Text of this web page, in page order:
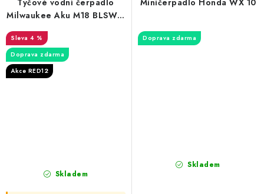
Milwaukee Aku M18 BLSWP-
4 %
Doprava zdarma
Akce RED12
Skladem
Doprava zdarma
Skladem